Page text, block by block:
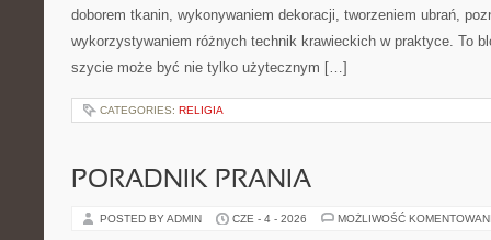
doborem tkanin, wykonywaniem dekoracji, tworzeniem ubrań,
wykorzystywaniem różnych technik krawieckich w praktyce. To
szycie może być nie tylko użytecznym […]
CATEGORIES: RELIGIA
PORADNIK PRANIA
POSTED BY ADMIN CZE - 4 - 2026 MOŻLIWOŚĆ